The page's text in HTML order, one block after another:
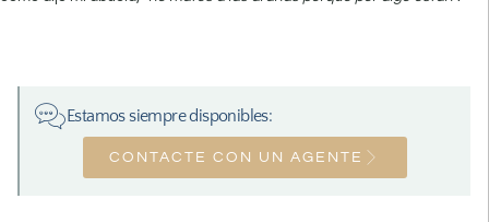
Estamos siempre disponibles:
CONTACTE CON UN AGENTE